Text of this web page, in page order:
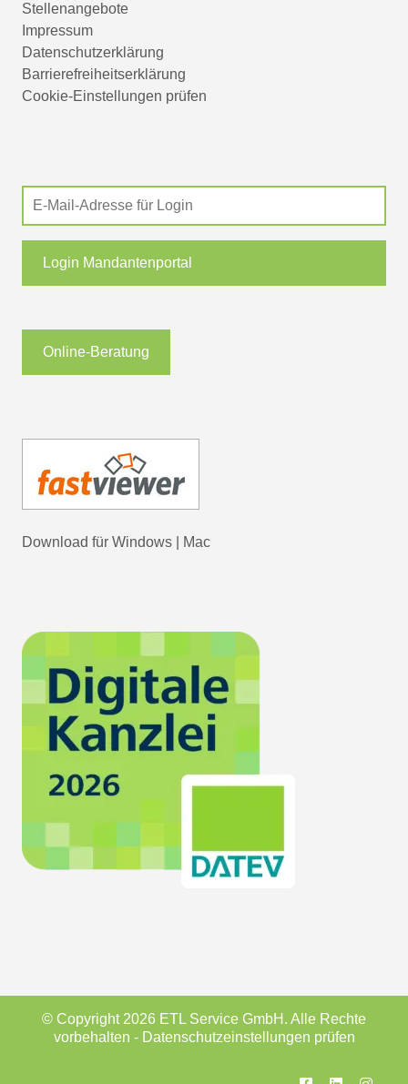
Stellenangebote
Impressum
Datenschutzerklärung
Barrierefreiheitserklärung
Cookie-Einstellungen prüfen
Login Mandantenportal
Online-Beratung
Download für Windows Mac
© Copyright 2026 ETL Service GmbH. Alle Rechte
vorbehalten - Datenschutzeinstellungen prüfen